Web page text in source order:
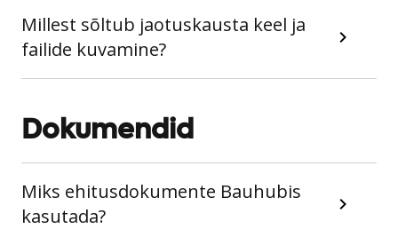
Millest sõltub jaotuskausta keel ja
failide kuvamine?
Dokumendid
Miks ehitusdokumente Bauhubis
kasutada?